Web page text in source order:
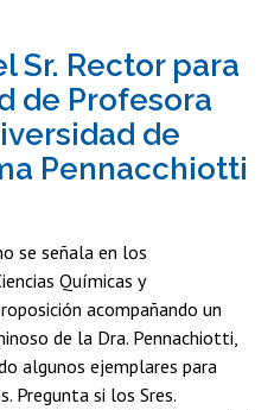
Sr. Rector para
de Profesora
de
Pennacchiotti
se señala en los
Químicas y
acompañando un
de la Dra. Pennachiotti,
algunos ejemplares para
Pregunta si los Sres.